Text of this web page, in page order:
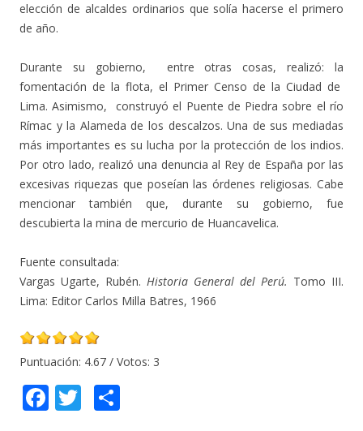
elección de alcaldes ordinarios que solía hacerse el primero
de año.
Durante su gobierno, entre otras cosas, realizó: la
fomentación de la flota, el Primer Censo de la Ciudad de
Lima. Asimismo, construyó el Puente de Piedra sobre el río
Rímac y la Alameda de los descalzos. Una de sus mediadas
más importantes es su lucha por la protección de los indios.
Por otro lado, realizó una denuncia al Rey de España por las
excesivas riquezas que poseían las órdenes religiosas. Cabe
mencionar también que, durante su gobierno, fue
descubierta la mina de mercurio de Huancavelica.
Fuente consultada:
Vargas Ugarte, Rubén. Historia General del Perú. Tomo III.
Lima: Editor Carlos Milla Batres, 1966
Puntuación: 4.67 / Votos: 3
F T